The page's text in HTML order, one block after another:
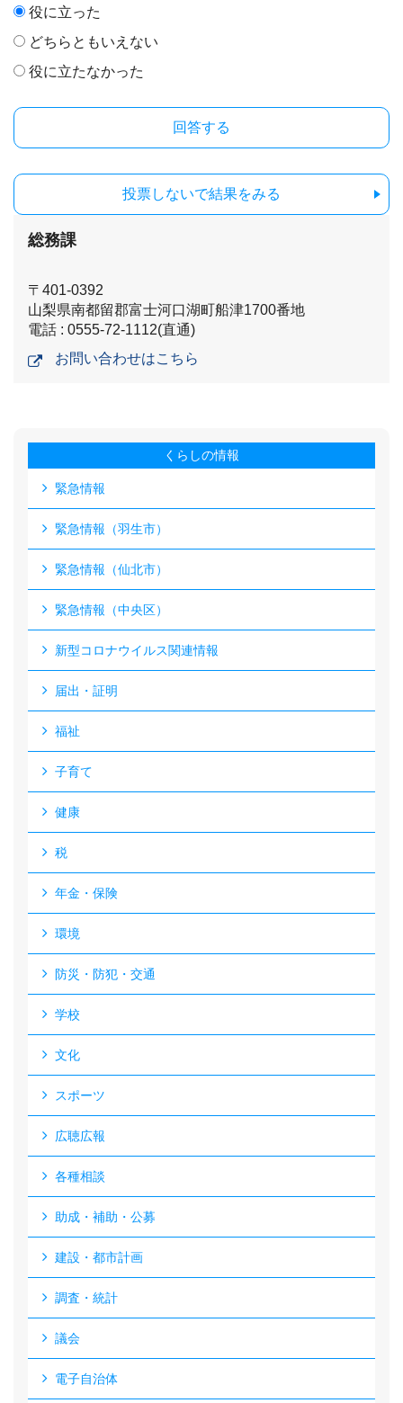
役に立った
どちらともいえない
役に立たなかった
投票しないで結果をみる
総務課
〒401-0392
山梨県南都留郡富士河口湖町船津1700番地
電話 : 0555-72-1112(直通)
お問い合わせはこちら
くらしの情報
緊急情報
緊急情報（羽生市）
緊急情報（仙北市）
緊急情報（中央区）
新型コロナウイルス関連情報
届出・証明
福祉
子育て
健康
税
年金・保険
環境
防災・防犯・交通
学校
文化
スポーツ
広聴広報
各種相談
助成・補助・公募
建設・都市計画
調査・統計
議会
電子自治体